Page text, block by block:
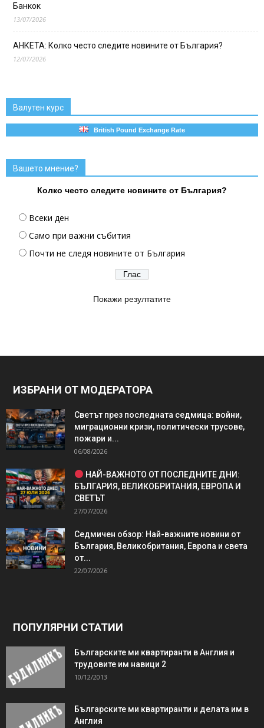
Банкок
13/07/2026
АНКЕТА: Колко често следите новините от България?
12/07/2026
Валутен курс
British Pound Exchange Rate
Вашето мнение?
Колко често следите новините от България?
Всеки ден
Само при важни събития
Почти не следя новините от България
Покажи резултатите
ИЗБРАНИ ОТ МОДЕРАТОРА
Светът през последната седмица: войни,
миграционни кризи, политически трусове,
пожари и...
06/08/2026
НАЙ-ВАЖНОТО ОТ ПОСЛЕДНИТЕ ДНИ:
БЪЛГАРИЯ, ВЕЛИКОБРИТАНИЯ, ЕВРОПА И
СВЕТЪТ
27/07/2026
Седмичен обзор: Най-важните новини от
България, Великобритания, Европа и света
от...
22/07/2026
ПОПУЛЯРНИ СТАТИИ
Българските ми квартиранти в Англия и
трудовите им навици 2
10/12/2013
Българските ми квартиранти и делата им в
Англия